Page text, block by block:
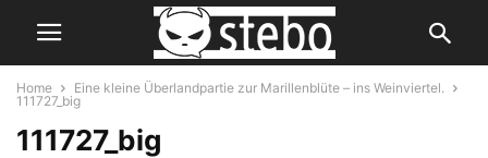
Home
Eine kleine Überlandpartie zur Marillenblüte – ins Weinviertel.
111727_big
111727_big